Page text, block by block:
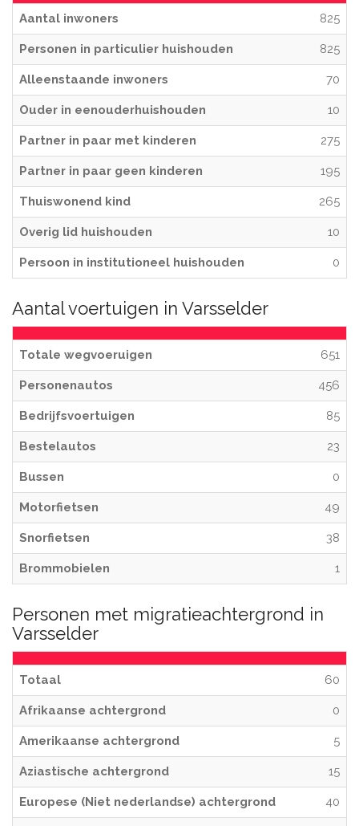
Aantal inwoners 825
Personen in particulier huishouden 825
Alleenstaande inwoners 70
Ouder in eenouderhuishouden 10
Partner in paar met kinderen 275
Partner in paar geen kinderen 195
Thuiswonend kind 265
Overig lid huishouden 10
Persoon in institutioneel huishouden 0
Aantal voertuigen in Varsselder
Totale wegvoeruigen 651
Personenautos 456
Bedrijfsvoertuigen 85
Bestelautos 23
Bussen 0
Motorfietsen 49
Snorfietsen 38
Brommobielen 1
Personen met migratieachtergrond in
Varsselder
Totaal 60
Afrikaanse achtergrond 0
Amerikaanse achtergrond 5
Aziastische achtergrond 15
Europese (Niet nederlandse) achtergrond 40